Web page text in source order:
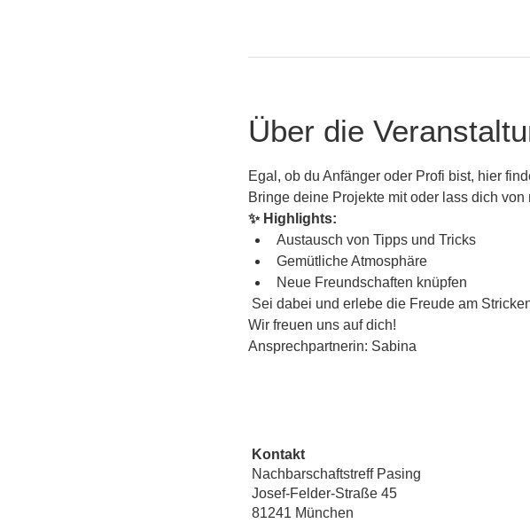
Über die
Egal, ob du Anfänger oder Profi bist, hier
Bringe deine Projekte mit oder lass dich
✨ Highlights:
Austausch von Tipps und Tricks
Gemütliche Atmosphäre
Neue Freundschaften knüpfen
Sei dabei und erlebe die Freude am
Wir freuen uns auf dich!
Ansprechpartnerin: Sabina
Kontakt
Nachbarschaftstreff Pasing
Josef-Felder-Straße 45
81241 München